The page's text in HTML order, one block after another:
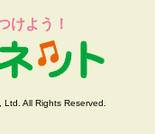
けよう！
All Rights Reserved.